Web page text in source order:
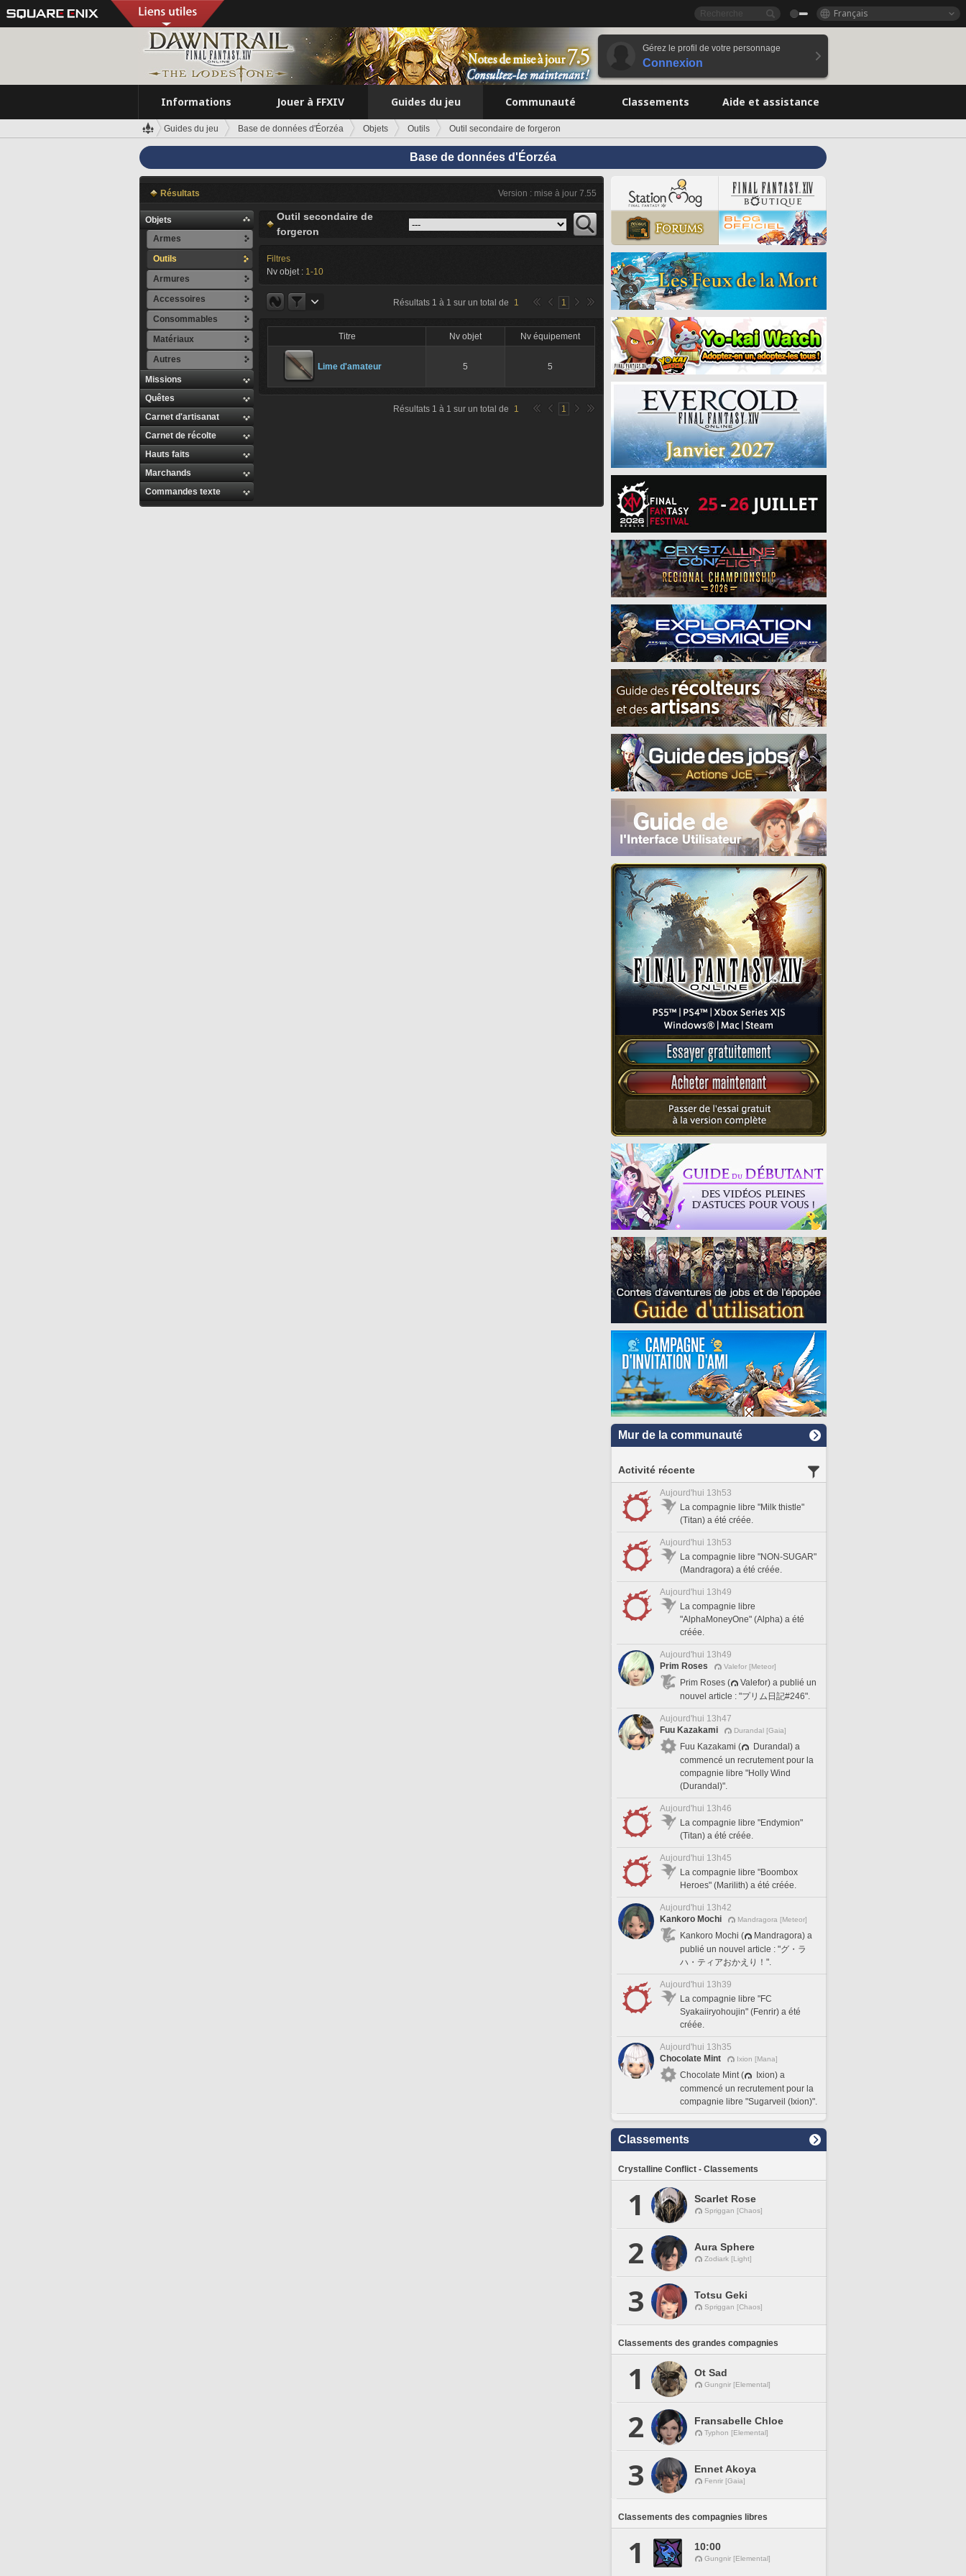
Français
Gérez le profil de votre personnage
Connexion
Informations Jouer à FFXIV Guides du jeu Communauté Classements Aide et assistance
Guides du jeu Base de données d'Éorzéa Objets Outils Outil secondaire de forgeron
Base de données d'Éorzéa
Résultats Version : mise à jour 7.55
Objets
Armes
Outils
Armures
Accessoires
Consommables
Matériaux
Autres
Missions
Quêtes
Carnet d'artisanat
Carnet de récolte
Hauts faits
Marchands
Commandes texte
Outil secondaire de
forgeron
Filtres
Nv objet : 1-10
Résultats 1 à 1 sur un total de 1 1
Titre Nv objet Nv équipement
Lime d'amateur 5 5
Résultats 1 à 1 sur un total de 1 1
Mur de la communauté
Activité récente
Aujourd'hui 13h53
La compagnie libre "Milk thistle"
(Titan) a été créée.
Aujourd'hui 13h53
La compagnie libre "NON-SUGAR"
(Mandragora) a été créée.
Aujourd'hui 13h49
La compagnie libre
"AlphaMoneyOne" (Alpha) a été
créée.
Aujourd'hui 13h49
Prim Roses
Valefor [Meteor]
Prim Roses (
Valefor) a publié un
nouvel article : "プリム日記#246".
Aujourd'hui 13h47
Fuu Kazakami
Durandal [Gaia]
Fuu Kazakami (
Durandal) a
commencé un recrutement pour la
compagnie libre "Holly Wind
(Durandal)".
Aujourd'hui 13h46
La compagnie libre "Endymion"
(Titan) a été créée.
Aujourd'hui 13h45
La compagnie libre "Boombox
Heroes" (Marilith) a été créée.
Aujourd'hui 13h42
Kankoro Mochi
Mandragora [Meteor]
Kankoro Mochi (
Mandragora) a
publié un nouvel article : "グ・ラ
ハ・ティアおかえり！".
Aujourd'hui 13h39
La compagnie libre "FC
Syakaiiryohoujin" (Fenrir) a été
créée.
Aujourd'hui 13h35
Chocolate Mint
Ixion [Mana]
Chocolate Mint (
Ixion) a
commencé un recrutement pour la
compagnie libre "Sugarveil (Ixion)".
Classements
Crystalline Conflict - Classements
1 Scarlet Rose
Spriggan [Chaos]
2 Aura Sphere
Zodiark [Light]
3 Totsu Geki
Spriggan [Chaos]
Classements des grandes compagnies
1 Ot Sad
Gungnir [Elemental]
2 Fransabelle Chloe
Typhon [Elemental]
3 Ennet Akoya
Fenrir [Gaia]
Classements des compagnies libres
1 10:00
Gungnir [Elemental]